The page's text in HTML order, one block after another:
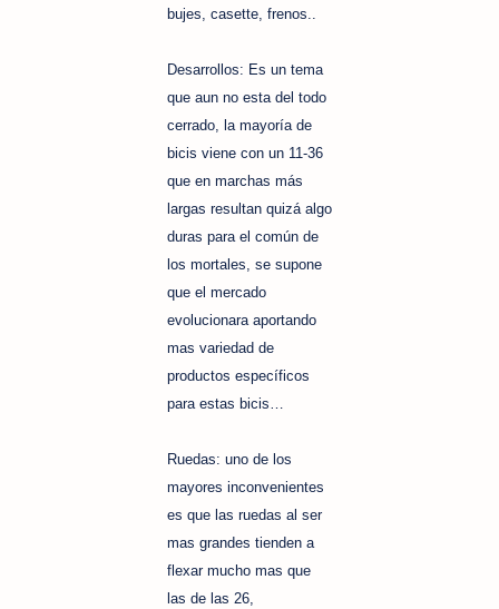
bujes, casette, frenos..
Desarrollos: Es un tema
que aun no esta del todo
cerrado, la mayoría de
bicis viene con un 11-36
que en marchas más
largas resultan quizá algo
duras para el común de
los mortales, se supone
que el mercado
evolucionara aportando
mas variedad de
productos específicos
para estas bicis…
Ruedas: uno de los
mayores inconvenientes
es que las ruedas al ser
mas grandes tienden a
flexar mucho mas que
las de las 26,